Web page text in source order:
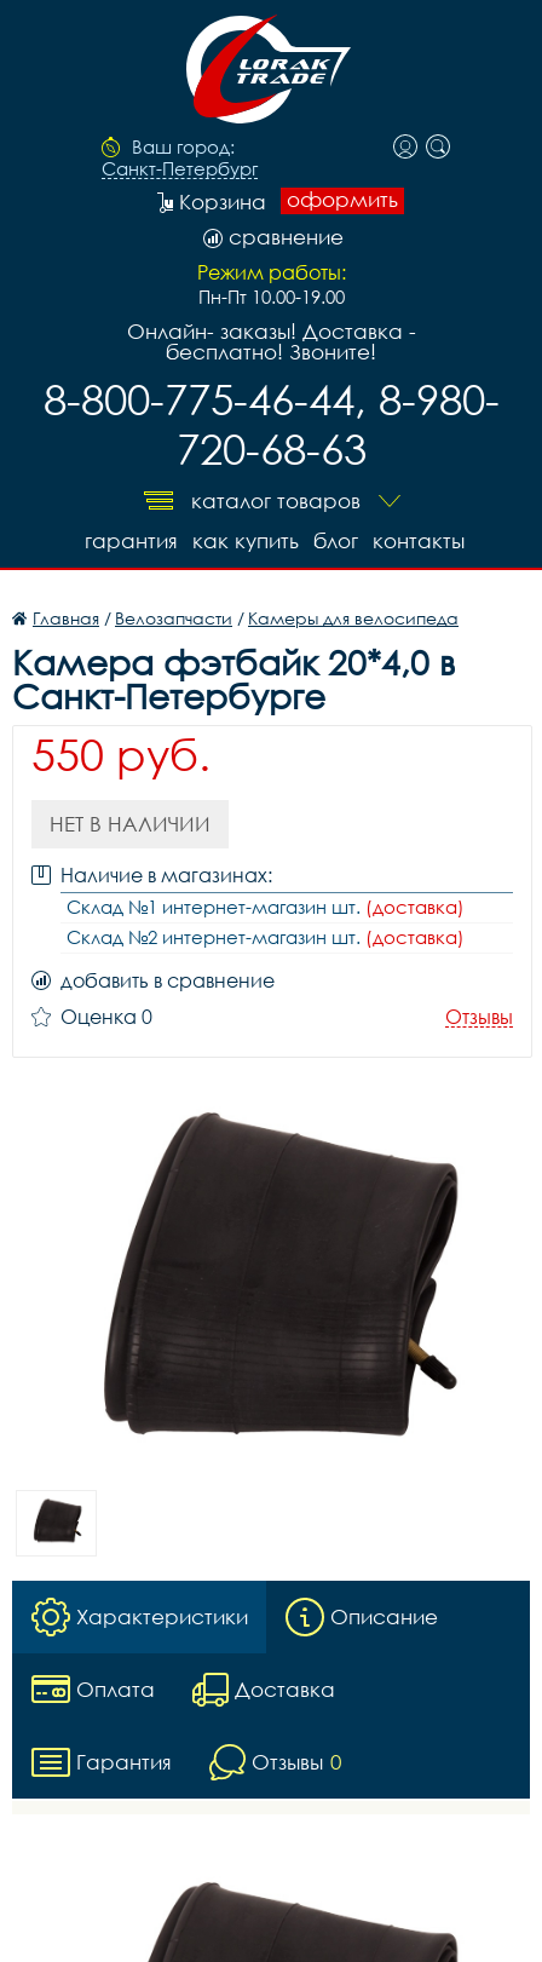
Ваш город:
Санкт-Петербург
оформить
Корзина
сравнение
Режим работы:
Пн-Пт 10.00-19.00
Онлайн- заказы! Доставка -
бесплатно! Звоните!
8-800-775-46-44, 8-980-
720-68-63
каталог товаров
контакты
блог
как купить
гарантия
Главная / Велозапчасти / Камеры для велосипеда
Камера фэтбайк 20*4,0 в
Санкт-Петербурге
550 руб.
НЕТ В НАЛИЧИИ
Наличие в магазинах:
Склад №1 интернет-магазин шт. (доставка)
Склад №2 интернет-магазин шт. (доставка)
добавить в сравнение
Оценка 0
Отзывы
Характеристики Описание
Оплата Доставка
Гарантия Отзывы 0